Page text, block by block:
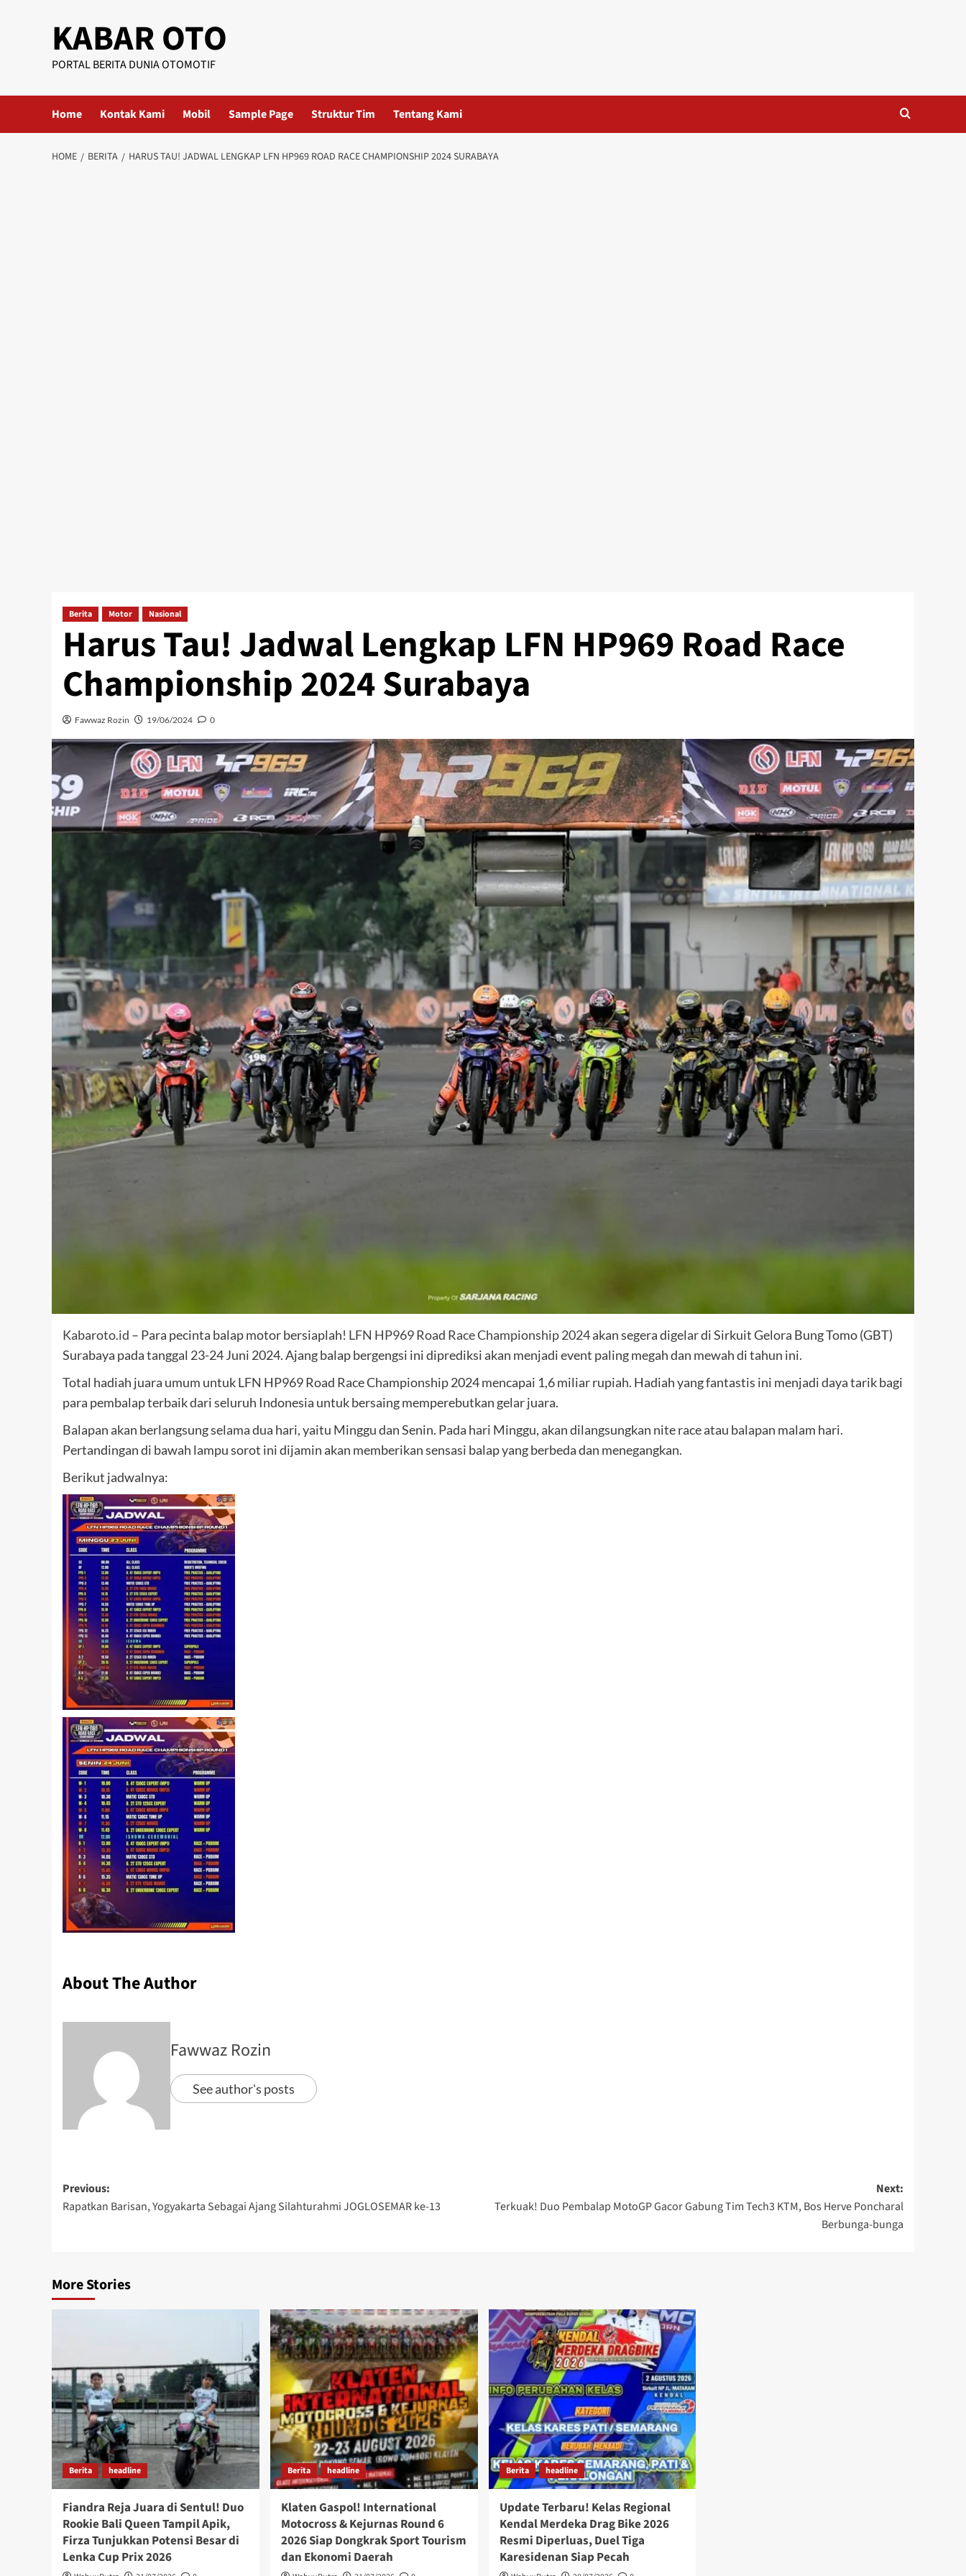
KABAR OTO
PORTAL BERITA DUNIA OTOMOTIF
Home Kontak Kami Mobil Sample Page Struktur Tim Tentang Kami
HOME BERITA HARUS TAU! JADWAL LENGKAP LFN HP969 ROAD RACE CHAMPIONSHIP 2024 SURABAYA
Berita Motor Nasional
Harus Tau! Jadwal Lengkap LFN HP969 Road Race
Championship 2024 Surabaya
Fawwaz Rozin 19/06/2024 0
Kabaroto.id – Para pecinta balap motor bersiaplah! LFN HP969 Road Race Championship 2024akan segera digelar di Sirkuit Gelora Bung Tomo (GBT)
Surabaya pada tanggal 23-24 Juni 2024. Ajang balap bergengsi ini diprediksi akan menjadi event paling megah dan mewah di tahun ini.
Total hadiah juara umum untuk LFN HP969 Road Race Championship 2024 mencapai 1,6 miliar rupiah. Hadiah yang fantastis ini menjadi daya tarik bagi
para pembalap terbaik dari seluruh Indonesia untuk bersaing memperebutkan gelar juara.
Balapan akan berlangsung selama dua hari, yaitu Minggu dan Senin. Pada hari Minggu, akan dilangsungkan nite race atau balapan malam hari.
Pertandingan di bawah lampu sorot ini dijamin akan memberikan sensasi balap yang berbeda dan menegangkan.
Berikut jadwalnya:
About The Author
Fawwaz Rozin
See author's posts
Previous:
Rapatkan Barisan, Yogyakarta Sebagai Ajang Silahturahmi JOGLOSEMAR ke-13
Next:
Terkuak! Duo Pembalap MotoGP Gacor Gabung Tim Tech3 KTM, Bos Herve Poncharal
Berbunga-bunga
More Stories
Berita headline
Fiandra Reja Juara di Sentul! Duo
Rookie Bali Queen Tampil Apik,
Firza Tunjukkan Potensi Besar di
Lenka Cup Prix 2026
Berita headline
Klaten Gaspol! International
Motocross & Kejurnas Round 6
2026 Siap Dongkrak Sport Tourism
dan Ekonomi Daerah
Berita headline
Update Terbaru! Kelas Regional
Kendal Merdeka Drag Bike 2026
Resmi Diperluas, Duel Tiga
Karesidenan Siap Pecah